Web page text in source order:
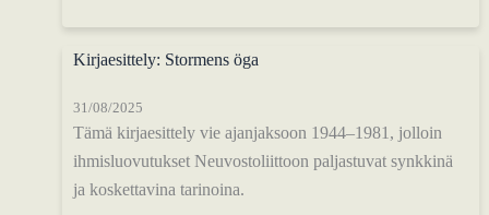
Kirjaesittely: Stormens öga
31/08/2025
Tämä kirjaesittely vie ajanjaksoon 1944–1981, jolloin
ihmisluovutukset Neuvostoliittoon paljastuvat synkkinä
ja koskettavina tarinoina.